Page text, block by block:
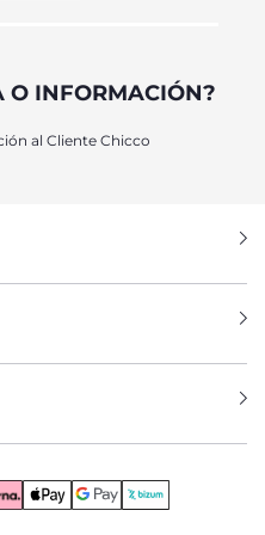
O INFORMACIÓN?
al Cliente Chicco